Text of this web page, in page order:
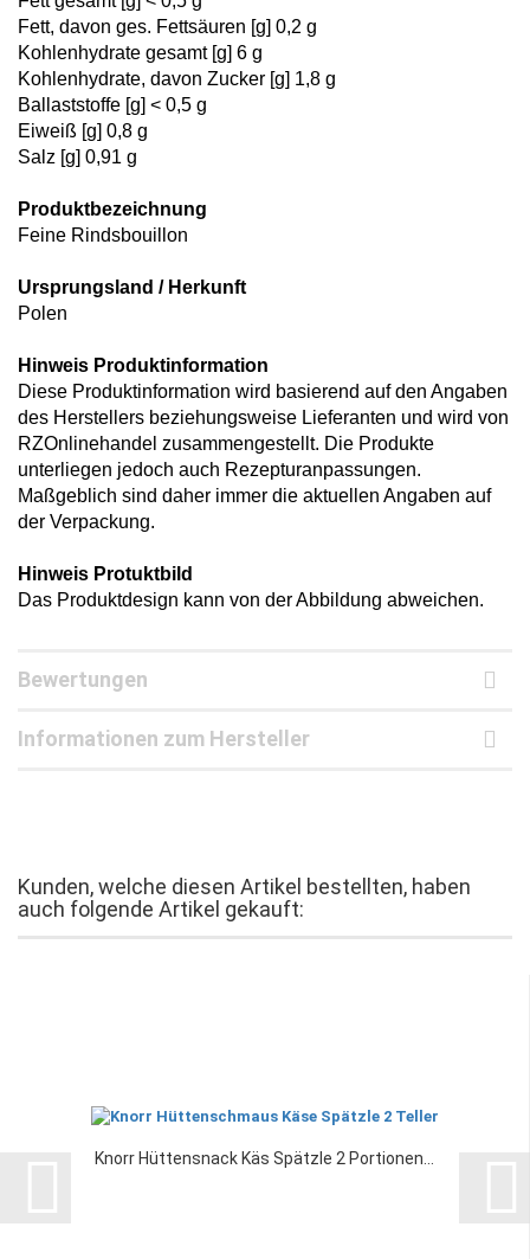
Fett, davon ges. Fettsäuren [g] 0,2 g
Kohlenhydrate gesamt [g] 6 g
Kohlenhydrate, davon Zucker [g] 1,8 g
Ballaststoffe [g] < 0,5 g
Eiweiß [g] 0,8 g
Salz [g] 0,91 g
Produktbezeichnung
Feine Rindsbouillon
Ursprungsland / Herkunft
Polen
Hinweis Produktinformation
Diese Produktinformation wird basierend auf den Angaben
des Herstellers beziehungsweise Lieferanten und wird von
RZOnlinehandel zusammengestellt. Die Produkte
unterliegen jedoch auch Rezepturanpassungen.
Maßgeblich sind daher immer die aktuellen Angaben auf
der Verpackung.
Hinweis Protuktbild
Das Produktdesign kann von der Abbildung abweichen.
Bewertungen
Informationen zum Hersteller
Kunden, welche diesen Artikel bestellten, haben
auch folgende Artikel gekauft:
Knorr Hüttensnack Käs Spätzle 2 Portionen...